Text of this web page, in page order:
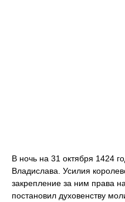
В ночь на 31 октября 1424
Владислава. Усилия
закрепление за ним права
постановил духовенству